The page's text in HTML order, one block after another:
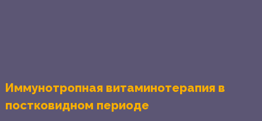
Иммунотропная витаминотерапия в
постковидном периоде